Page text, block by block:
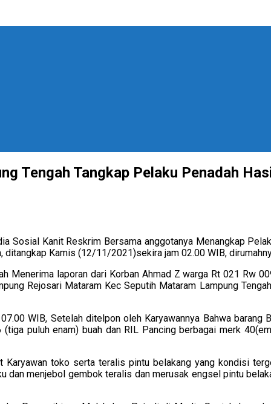
Tengah Tangkap Pelaku Penadah
Kanit Reskrim Bersama anggotanya Menangkap
ditangkap Kamis (12/11/2021)sekira jam 02.00 WIB,
Menerima laporan dari Korban Ahmad Z warga Rt 021 Rw
Rejosari Mataram Kec Seputih Mataram Lampung
WIB, Setelah ditelpon oleh Karyawannya Bahwa barang
puluh enam) buah dan RIL Pancing berbagai merk
Karyawan toko serta teralis pintu belakang yang kondisi
dan menjebol gembok teralis dan merusak engsel pintu